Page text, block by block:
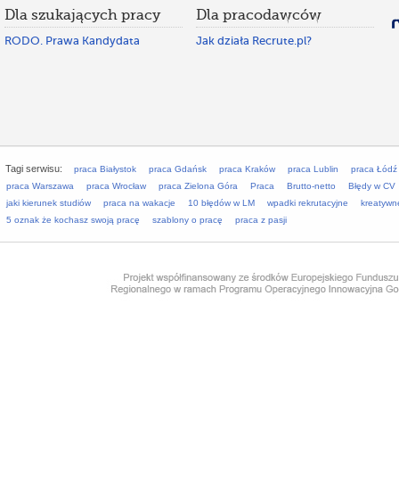
Dla szukających pracy
RODO. Prawa Kandydata
Dla pracodawców
Jak działa Recrute.pl?
Tagi serwisu: praca Białystok praca Gdańsk praca Kraków praca Lublin
praca Łódź
praca Warszawa
praca Wrocław praca Zielona Góra Praca Brutto-netto
Błędy w CV
jaki kierunek studiów
praca na wakacje 10 błędów w LM wpadki rekrutacyjne
5 oznak że kochasz swoją pracę
szablony o pracę praca z pasji